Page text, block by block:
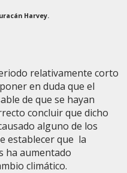
Harvey.
relativamente corto
en duda que el
de que se hayan
concluir que dicho
alguno de los
establecer que la
ha aumentado
climático.